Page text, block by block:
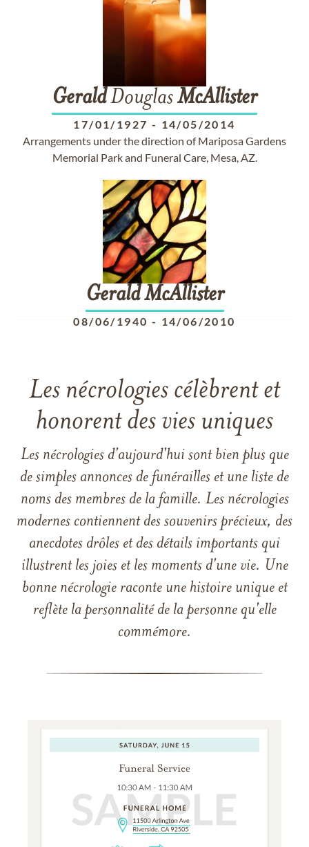
GeraldDouglasMcAllister
17/01/1927 - 14/05/2014
Arrangements under the direction of Mariposa Gardens
Memorial Park and Funeral Care, Mesa, AZ.
Gerald McAllister
08/06/1940 - 14/06/2010
Les nécrologies célèbrent et
honorent des vies uniques
Les nécrologies d'aujourd'hui sont bien plus que
de simples annonces de funérailles et une liste de
noms des membres de la famille. Les nécrologies
modernes contiennent des souvenirs précieux, des
anecdotes drôles et des détails importants qui
illustrent les joies et les moments d'une vie. Une
bonne nécrologie raconte une histoire unique et
reflète la personnalité de la personne qu'elle
commémore.